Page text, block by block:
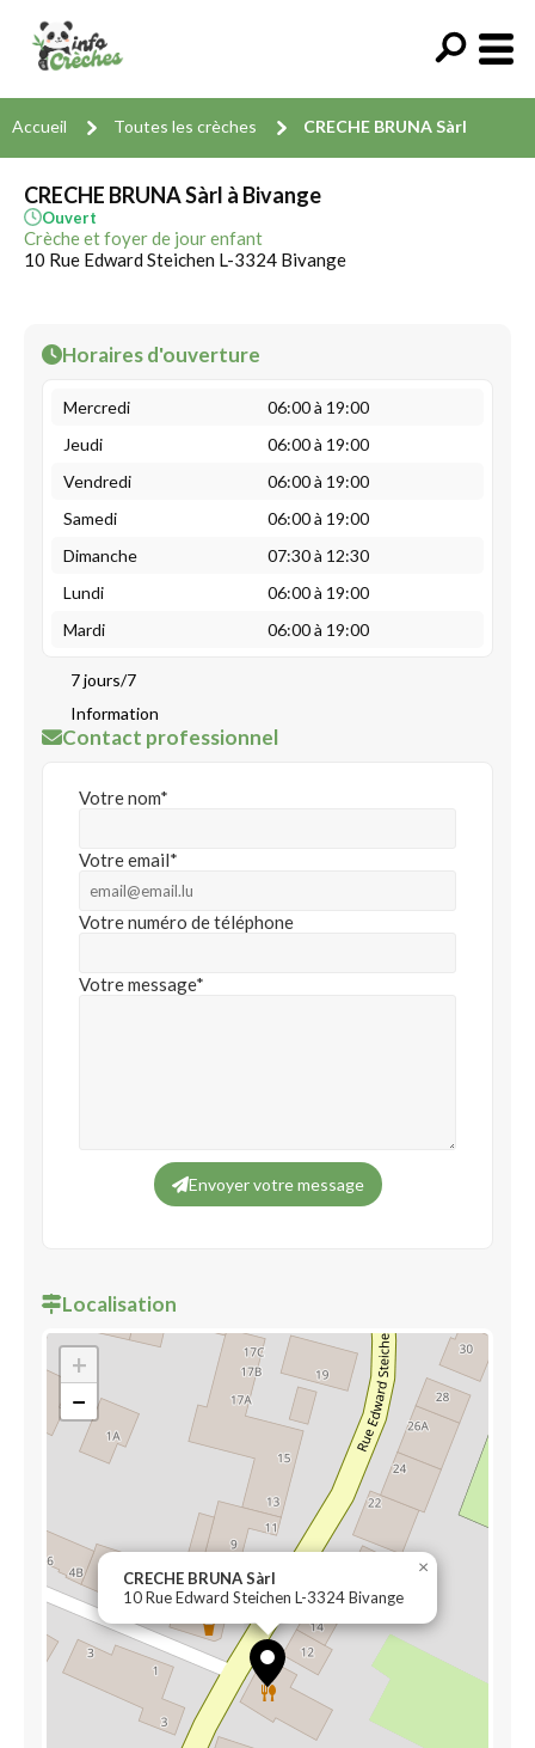
Accueil Toutes les crèches CRECHE BRUNA Sàrl
CRECHE BRUNA Sàrl à Bivange
Ouvert
Crèche et foyer de jour enfant
10 Rue Edward Steichen L-3324 Bivange
Horaires d'ouverture
Mercredi
06:00 à 19:00
Jeudi
06:00 à 19:00
Vendredi
06:00 à 19:00
Samedi
06:00 à 19:00
Dimanche
07:30 à 12:30
Lundi
06:00 à 19:00
Mardi
06:00 à 19:00
7 jours/7
Information
Contact professionnel
Votre nom*
Votre email*
Votre numéro de téléphone
Votre message*
Envoyer votre message
Localisation
CRECHE BRUNA Sàrl
10 Rue Edward Steichen L-3324 Bivange
×
+
−